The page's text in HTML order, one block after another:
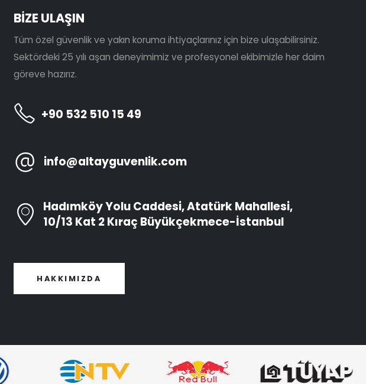
BİZE ULAŞIN
Tüm özel güvenlik ve yakın koruma ihtiyaçlarınız için bize ulaşabilirsiniz.
Sektördeki 25 yılı aşan deneyimimiz ve profesyonel ekibimizle her daim
göreve hazırız.
+90 532 510 15 49
info@altayguvenlik.com
Hadımköy Yolu Caddesi, Atatürk Mahallesi,
10/13 Kat 2 Kıraç Büyükçekmece-İstanbul
HAKKIMIZDA